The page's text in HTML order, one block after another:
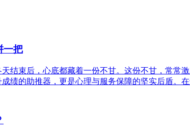
一把
结束后，心底都藏着一份不甘。这份不甘，常
绩的助推器，更是心理与服务保障的坚实后盾。